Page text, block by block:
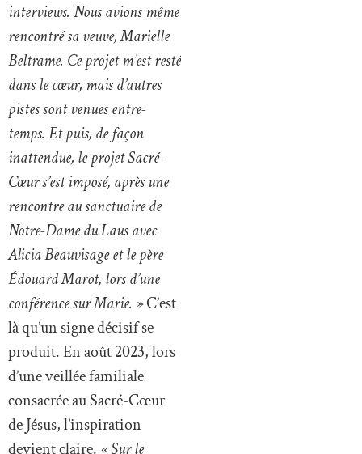
interviews. Nous avions même
rencontré sa veuve, Marielle
Beltrame. Ce projet m’est resté
dans le cœur, mais d’autres
pistes sont venues entre-
temps. Et puis, de façon
inattendue, le projet Sacré-
Cœur s’est imposé, après une
rencontre au sanctuaire de
Notre-Dame du Laus avec
Alicia Beauvisage et le père
Édouard Marot, lors d’une
conférence sur Marie. »C’est
là qu’un signe décisif se
produit. En août 2023, lors
d’une veillée familiale
consacrée au Sacré-Cœur
de Jésus, l’inspiration
devient claire. « Sur le